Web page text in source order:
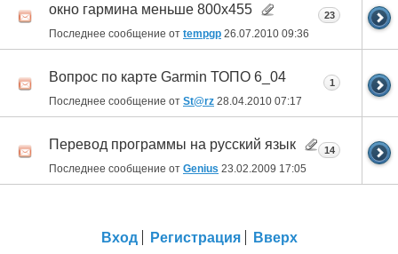
окно гармина меньше 800х455
Последнее сообщение от tempgp 26.07.2010 09:36
23
Вопрос по карте Garmin ТОПО 6_04
Последнее сообщение от St@rz 28.04.2010 07:17
1
Перевод программы на русский язык
Последнее сообщение от Genius 23.02.2009 17:05
14
Вход Регистрация Вверх